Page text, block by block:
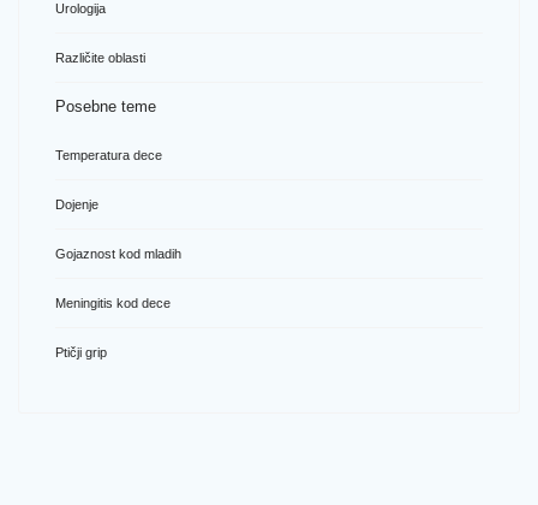
Urologija
Različite oblasti
Posebne teme
Temperatura dece
Dojenje
Gojaznost kod mladih
Meningitis kod dece
Ptičji grip